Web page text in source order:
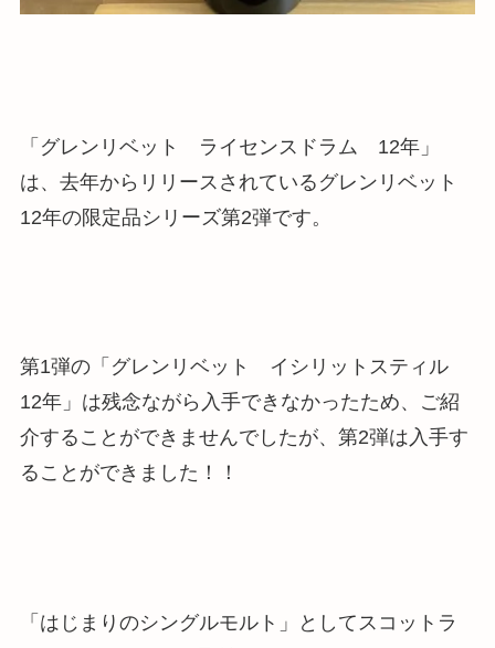
「グレンリベット ライセンスドラム 12年」
は、去年からリリースされているグレンリベット
12年の限定品シリーズ第2弾です。
第1弾の「グレンリベット イシリットスティル
12年」は残念ながら入手できなかったため、ご紹
介することができませんでしたが、第2弾は入手す
ることができました！！
「はじまりのシングルモルト」としてスコットラ